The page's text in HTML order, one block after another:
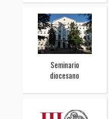
Seminario
diocesano